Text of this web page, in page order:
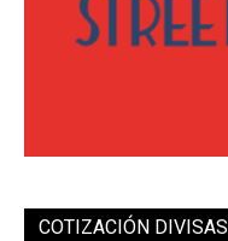
COTIZACIÓN DIVISAS